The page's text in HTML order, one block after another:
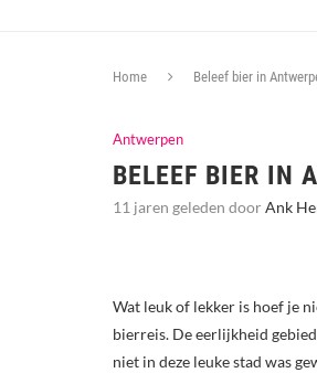
Home Beleef bier in
Antwerpen
BELEEF BIER IN
11 jaren geleden door Ank
Wat leuk of lekker is hoef je
bierreis. De eerlijkheid
niet in deze leuke stad was